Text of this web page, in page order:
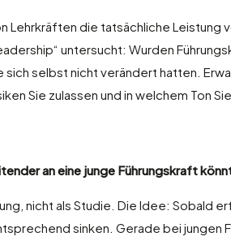
Lehrkräften die tatsächliche Leistung
untersucht: Wurden
selbst nicht verändert hatten.
Sie zulassen und in welchem Ton
an eine junge Führungskraft
nicht als Studie. Die Idee: Sobald
sinken. Gerade bei jungen